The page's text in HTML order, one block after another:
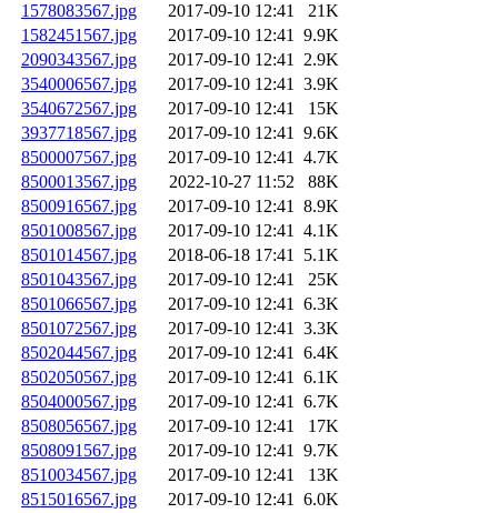
1578083567.jpg
2017-09-10 12:41
21K
1582451567.jpg
2017-09-10 12:41 9.9K
2090343567.jpg
2017-09-10 12:41 2.9K
3540006567.jpg
2017-09-10 12:41 3.9K
3540672567.jpg
2017-09-10 12:41
15K
3937718567.jpg
2017-09-10 12:41 9.6K
8500007567.jpg
2017-09-10 12:41 4.7K
8500013567.jpg
2022-10-27 11:52
88K
8500916567.jpg
2017-09-10 12:41 8.9K
8501008567.jpg
2017-09-10 12:41 4.1K
8501014567.jpg
2018-06-18 17:41 5.1K
8501043567.jpg
2017-09-10 12:41
25K
8501066567.jpg
2017-09-10 12:41 6.3K
8501072567.jpg
2017-09-10 12:41 3.3K
8502044567.jpg
2017-09-10 12:41 6.4K
8502050567.jpg
2017-09-10 12:41 6.1K
8504000567.jpg
2017-09-10 12:41 6.7K
8508056567.jpg
2017-09-10 12:41
17K
8508091567.jpg
2017-09-10 12:41 9.7K
8510034567.jpg
2017-09-10 12:41
13K
8515016567.jpg
2017-09-10 12:41 6.0K